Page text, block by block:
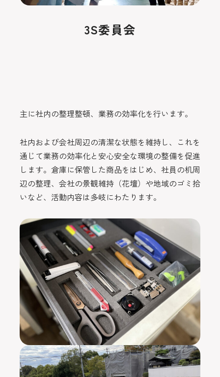
3S委員会
主に社内の整理整頓、業務の効率化を行います。
社内および会社周辺の清潔な状態を維持し、これを
通じて業務の効率化と安心安全な環境の整備を促進
します。倉庫に保管した商品をはじめ、社員の机周
辺の整理、会社の景観維持（花壇）や地域のゴミ拾
いなど、活動内容は多岐にわたります。